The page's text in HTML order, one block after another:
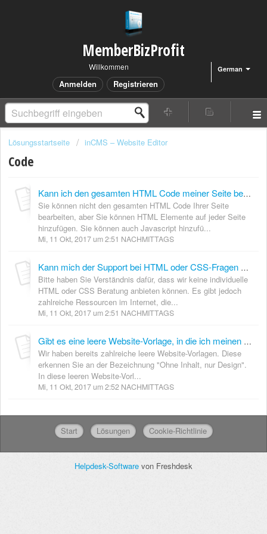
MemberBizProfit
German
Willkommen
Anmelden Registrieren
Lösungsstartseite inCMS – Website Editor
Code
Kann ich den gesamten HTML Code meiner Seite bearbeiten?
Sie können nicht den gesamten HTML Code Ihrer Seite
bearbeiten, aber Sie können HTML Elemente auf jeder Seite
hinzufügen. Sie können auch Javascript hinzufü...
Mi, 11 Okt, 2017 um 2:51 NACHMITTAGS
Kann mich der Support bei HTML oder CSS-Fragen unterstützen, falls ich Hilfe benötige?
Bitte haben Sie Verständnis dafür, dass wir keine individuelle
HTML oder CSS Beratung anbieten können. Es gibt jedoch
zahlreiche Ressourcen im Internet, die...
Mi, 11 Okt, 2017 um 2:51 NACHMITTAGS
Gibt es eine leere Website-Vorlage, in die ich meinen eigenen HTML Code importieren kann?
Wir haben bereits zahlreiche leere Website-Vorlagen. Diese
erkennen Sie an der Bezeichnung "Ohne Inhalt, nur Design".
In diese leeren Website-Vorl...
Mi, 11 Okt, 2017 um 2:52 NACHMITTAGS
Start Lösungen Cookie-Richtlinie
Helpdesk-Software von Freshdesk